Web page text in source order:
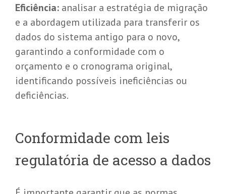
Eficiência:analisar a estratégia de migração
e a abordagem utilizada para transferir os
dados do sistema antigo para o novo,
garantindo a conformidade com o
orçamento e o cronograma original,
identificando possíveis ineficiências ou
deficiências.
Conformidade com leis
regulatória de acesso a dados